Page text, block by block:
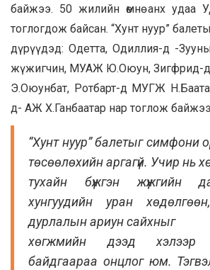
байжээ. 50 жилийн өмнө анх удаа
тоглогдож байсан. “Хунт нуур”
дүрүүдэд: Одетта, Одиллия-д -
жүжигчин, МУАЖ Ю.Оюун,
Э.Оюунбат, Ротбарт-д МУГЖ
д- АЖ Х.Ганбаатар нар тоглож
“Хунт нуур” балетыг симфони
төсөөлөхийн аргагүй. Учир нь
тухайн бүжгэн жүжгийн
хунгуудийн уран
дурлалын ариун сайхныг
хөгжмийн дээд хэлээр
байдгаараа онцлог юм.